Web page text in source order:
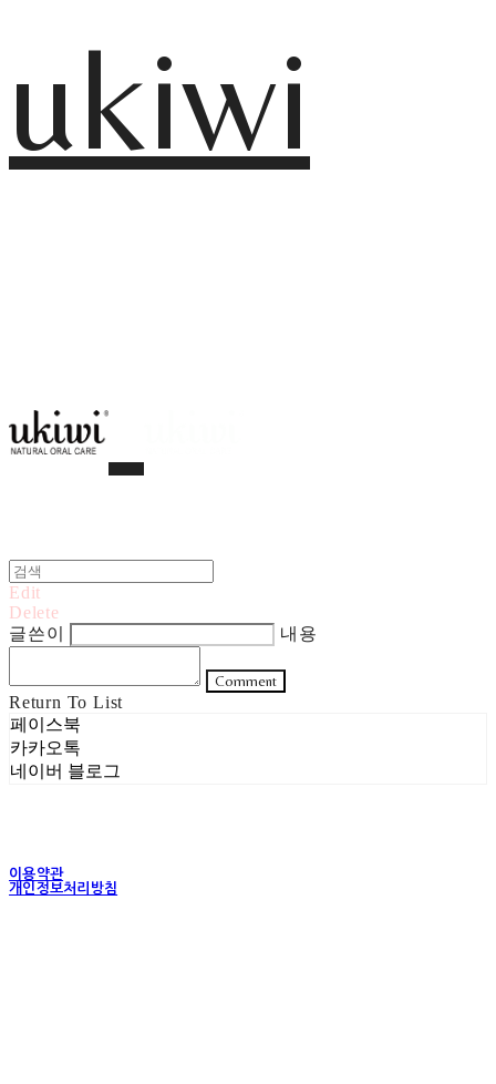
ukiwi
Edit
Delete
글쓴이
내용
Comment
Return To List
페이스북
카카오톡
네이버 블로그
이용약관
개인정보처리방침